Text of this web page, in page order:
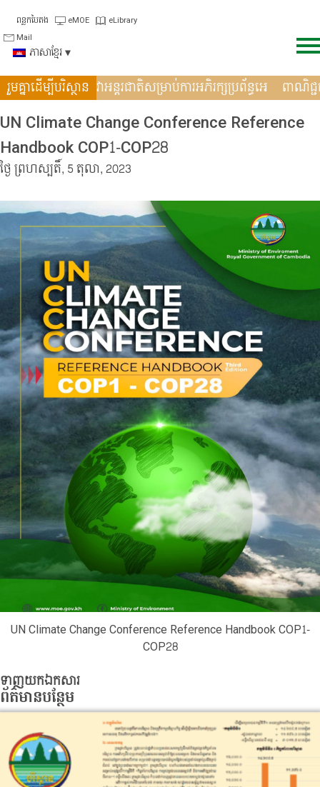
content
ពន្លកបៃតង eMOE
eLibrary
Mail
ភាសាខ្មែរ
រួមគ្នាដើម្បីបរិស្ថាន
ច្ចសហប្រតិបត� ទិវាអន្តរជាតិសម្រាប់ការអភិរក្សប្រព័ន្ធអេ ពាណិ
UN Climate Change Conference Reference
Handbook COP1-COP28
ថ្ងៃ ព្រហស្បតិ៍, 5 តុលា, 2023
UN Climate Change Conference Reference Handbook COP1-
COP28
ទាញយកឯកសារ
ព័ត៌មានបន្ថែម